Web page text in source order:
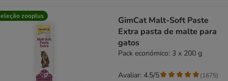
zooplus
GimCat Malt-Soft Paste
Extra pasta de malte para
gatos
Pack económico: 3 x 200 g
Avaliar: 4.5/5 (1675)